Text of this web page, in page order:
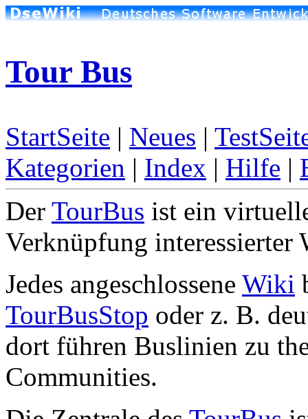
Tour Bus
StartSeite | Neues |
Kategorien | Index | Hilfe |
Der TourBus ist ein
Verknüpfung
Jedes angeschlossene Wiki
TourBusStop oder z. B.
dort führen Buslinien zu
Communities.